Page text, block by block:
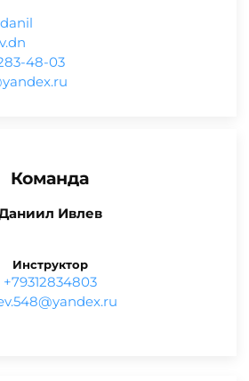
48-03
Команда
Ивлев
Инструктор
+79312834803